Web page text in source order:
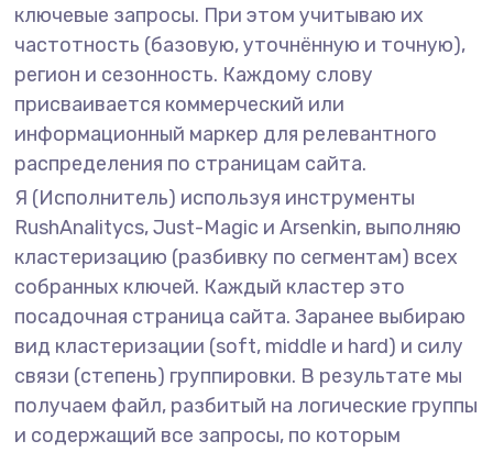
ключевые запросы. При этом учитываю их
частотность (базовую, уточнённую и точную),
регион и сезонность. Каждому слову
присваивается коммерческий или
информационный маркер для релевантного
распределения по страницам сайта.
Я (Исполнитель) используя инструменты
RushAnalitycs, Just-Magic и Arsenkin, выполняю
кластеризацию (разбивку по сегментам) всех
собранных ключей. Каждый кластер это
посадочная страница сайта. Заранее выбираю
вид кластеризации (soft, middle и hard) и силу
связи (степень) группировки. В результате мы
получаем файл, разбитый на логические группы
и содержащий все запросы, по которым